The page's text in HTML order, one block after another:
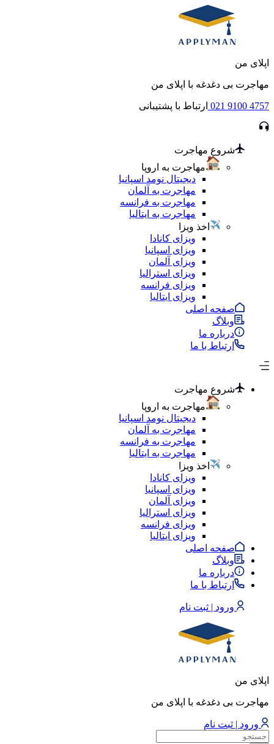
اپلای من
مهاجرت بی دغدغه با اپلای من
021 9100 4757 ارتباط با پشتیبانی
شروع مهاجرت
مهاجرت به اروپا
دیجیتال نومد اسپانیا
مهاجرت به آلمان
مهاجرت به فرانسه
مهاجرت به ایتالیا
اخذ ویزا
ویزای کانادا
ویزای اسپانیا
ویزای آلمان
ویزای استرالیا
ویزای فرانسه
ویزای ایتالیا
صفحه اصلی
وبلاگ
درباره ما
ارتباط با ما
شروع مهاجرت
مهاجرت به اروپا
دیجیتال نومد اسپانیا
مهاجرت به آلمان
مهاجرت به فرانسه
مهاجرت به ایتالیا
اخذ ویزا
ویزای کانادا
ویزای اسپانیا
ویزای آلمان
ویزای استرالیا
ویزای فرانسه
ویزای ایتالیا
صفحه اصلی
وبلاگ
درباره ما
ارتباط با ما
ورود | ثبت نام
اپلای من
مهاجرت بی دغدغه با اپلای من
ورود | ثبت نام